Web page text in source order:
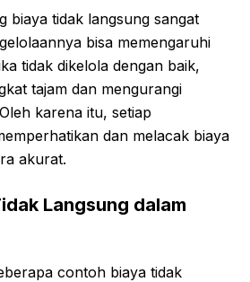
biaya tidak langsung sangat
bisa memengaruhi
tidak dikelola dengan baik,
tajam dan mengurangi
karena itu, setiap
dan melacak biaya
akurat.
Langsung dalam
contoh biaya tidak